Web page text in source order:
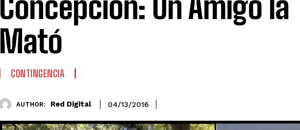
Mató
CONTINGENCIA
AUTHOR: Red Digital 04/13/2016